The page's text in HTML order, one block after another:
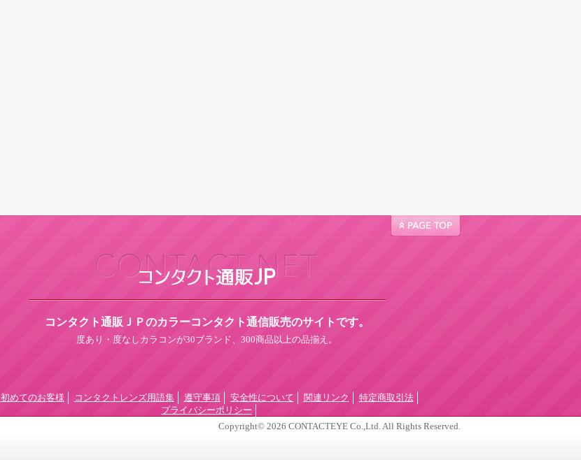
コンタクト通販ＪＰのカラーコンタクト通信販売のサイトです。
度あり・度なしカラコンが30ブランド、300商品以上の品揃え。
初めてのお客様 コンタクトレンズ用語集 遵守事項 安全性について 関連リンク
特定商取引法
プライバシーポリシー
Copyright© 2026 CONTACTEYE Co.,Ltd. All Rights Reserved.